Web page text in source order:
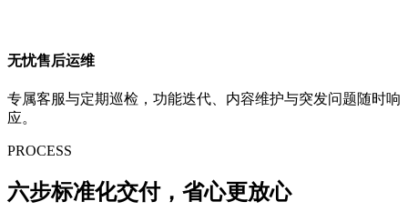
无忧售后运维
专属客服与定期巡检，功能迭代、内容维护与突发问题随时响
应。
PROCESS
六步标准化交付，省心更放心